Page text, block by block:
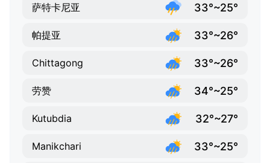
萨特卡尼亚 33°~25°
帕提亚 33°~26°
Chittagong 33°~26°
劳赞 34°~25°
Kutubdia 32°~27°
Manikchari 33°~25°